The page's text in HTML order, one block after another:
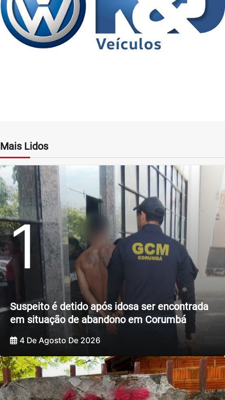
Mais Lidos
1
Suspeito é detido após idosa ser encontrada
em situação de abandono em Corumbá
4 De Agosto De 2026